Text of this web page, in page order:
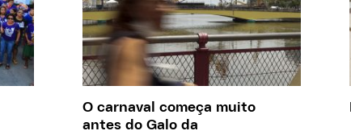
O carnaval começa muito
antes do Galo da